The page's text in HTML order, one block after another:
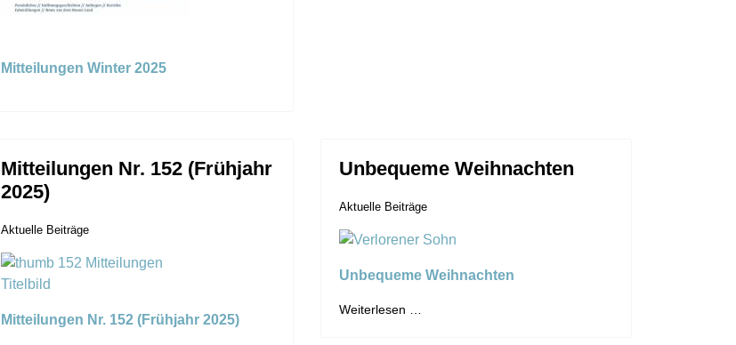
Mitteilungen Winter 2025
Mitteilungen Nr. 152 (Frühjahr
2025)
Aktuelle Beiträge
Mitteilungen Nr. 152 (Frühjahr 2025)
Unbequeme Weihnachten
Aktuelle Beiträge
Unbequeme Weihnachten
Weiterlesen …